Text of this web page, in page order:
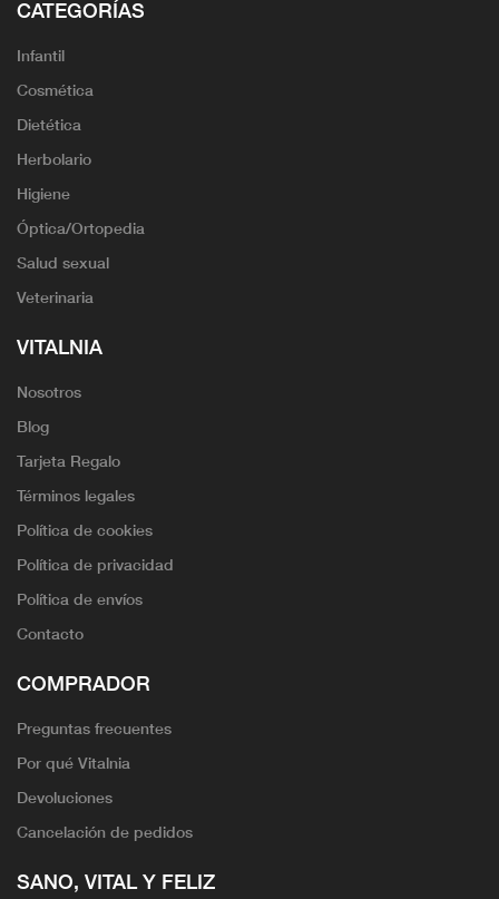
CATEGORÍAS
Infantil
Cosmética
Dietética
Herbolario
Higiene
Óptica/Ortopedia
Salud sexual
Veterinaria
VITALNIA
Nosotros
Blog
Tarjeta Regalo
Términos legales
Política de cookies
Política de privacidad
Política de envíos
Contacto
COMPRADOR
Preguntas frecuentes
Por qué Vitalnia
Devoluciones
Cancelación de pedidos
SANO, VITAL Y FELIZ